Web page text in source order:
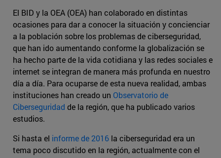
El BID y la OEA (OEA) han colaborado en distintas
ocasiones para dar a conocer la situación y concienciar
a la población sobre los problemas de ciberseguridad,
que han ido aumentando conforme la globalización se
ha hecho parte de la vida cotidiana y las redes sociales e
internet se integran de manera más profunda en nuestro
día a día. Para ocuparse de esta nueva realidad, ambas
instituciones han creado un Observatorio de
Ciberseguridad de la región, que ha publicado varios
estudios.
Si hasta el informe de 2016 la ciberseguridad era un
tema poco discutido en la región, actualmente con el